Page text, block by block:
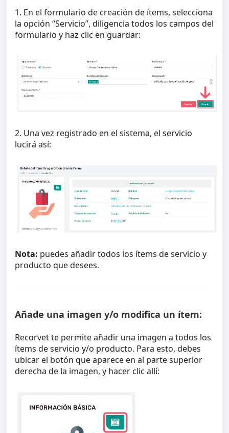
1. En el formulario de creación de ítems, selecciona
la opción “Servicio”, diligencia todos los campos del
formulario y haz clic en guardar:
2. Una vez registrado en el sistema, el servicio
lucirá así:
Nota: puedes añadir todos los ítems de servicio y
producto que desees.
Añade una imagen y/o modifica un ítem:
Recorvet te permite añadir una imagen a todos los
ítems de servicio y/o producto. Para esto, debes
ubicar el botón que aparece en al parte superior
derecha de la imagen, y hacer clic allí: